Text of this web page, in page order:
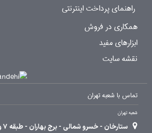
راهنمای پرداخت اینترنتی
همکاری در فروش
ابزارهای مفید
نقشه سایت
تماس با شعبه تهران
شعبه تهران
ستارخان - خسرو شمالی - برج بهاران - طبقه 7 واحد 2